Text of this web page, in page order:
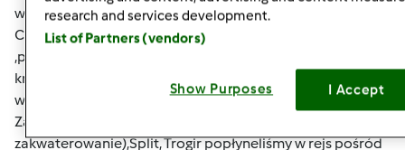
wiadomo co wybrałam.Wyjechaliśmy w deszczu.Maj w
Chorwacji jest mokry
więc codziennie przepadało
,później wychodziło słonko ,ale było ciepło.Chodziłam na
krótko z peleryną lub parasolem na wszelki
wypadek.Ogólnie Chorwacja jest piękna zwiedziłam
Zagrzeb,Zadar ,Szybenik (,w którym mieliśmy
zakwaterowanie),Split, Trogir popłyneliśmy w rejs pośród
research and services development.
List of Partners (vendors)
Show Purposes I Accept